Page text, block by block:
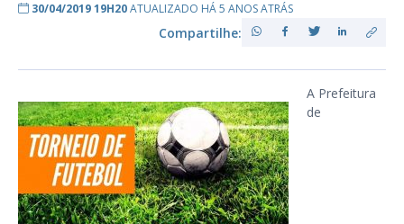
30/04/2019 19H20ATUALIZADO HÁ 5 ANOS ATRÁS
Compartilhe:
A Prefeitura
de